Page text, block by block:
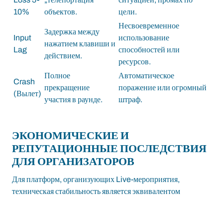
10%
объектов.
цели.
Input
Lag
Задержка между
нажатием клавиши и
действием.
Несвоевременное
использование
способностей или
ресурсов.
Crash
(Вылет)
Полное
прекращение
участия в раунде.
Автоматическое
поражение или огромный
штраф.
ЭКОНОМИЧЕСКИЕ И
РЕПУТАЦИОННЫЕ ПОСЛЕДСТВИЯ
ДЛЯ ОРГАНИЗАТОРОВ
Для платформ, организующих Live-мероприятия,
техническая стабильность является эквивалентом